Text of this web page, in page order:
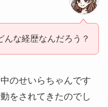
んな経歴なんだろう？
のせいらちゃんです
をされてきたのでし